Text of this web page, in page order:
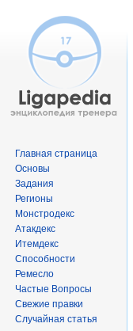
Главная страница
Основы
Задания
Регионы
Монстродекс
Атакдекс
Итемдекс
Способности
Ремесло
Частые Вопросы
Свежие правки
Случайная статья